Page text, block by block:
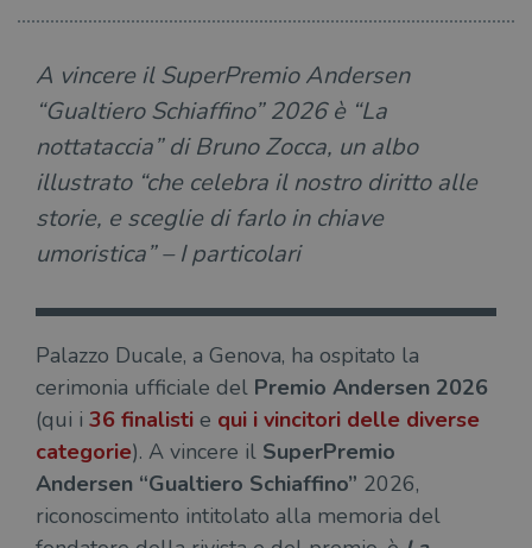
A vincere il SuperPremio Andersen
“Gualtiero Schiaffino” 2026 è “La
nottataccia” di Bruno Zocca, un albo
illustrato “che celebra il nostro diritto alle
storie, e sceglie di farlo in chiave
umoristica” – I particolari
Palazzo Ducale, a Genova, ha ospitato la
cerimonia ufficiale del Premio Andersen 2026
(qui i 36 finalisti e qui i vincitori delle diverse
categorie). A vincere il SuperPremio
Andersen “Gualtiero Schiaffino” 2026,
riconoscimento intitolato alla memoria del